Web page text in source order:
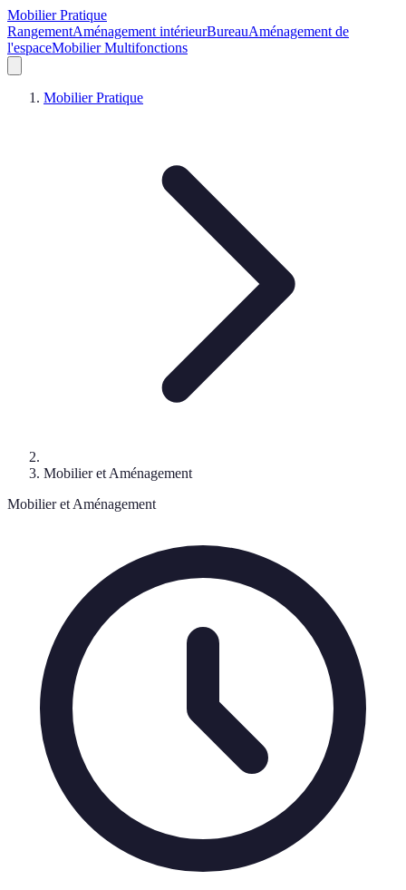
Mobilier Pratique
RangementAménagement intérieurBureauAménagement de
l'espaceMobilier Multifonctions
Mobilier Pratique
Mobilier et Aménagement
Mobilier et Aménagement